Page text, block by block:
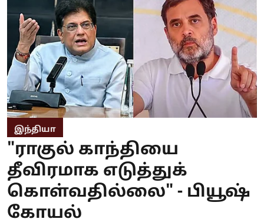
இந்தியா
"ராகுல் காந்தியை
தீவிரமாக எடுத்துக்
கொள்வதில்லை" - பியூஷ்
கோயல்